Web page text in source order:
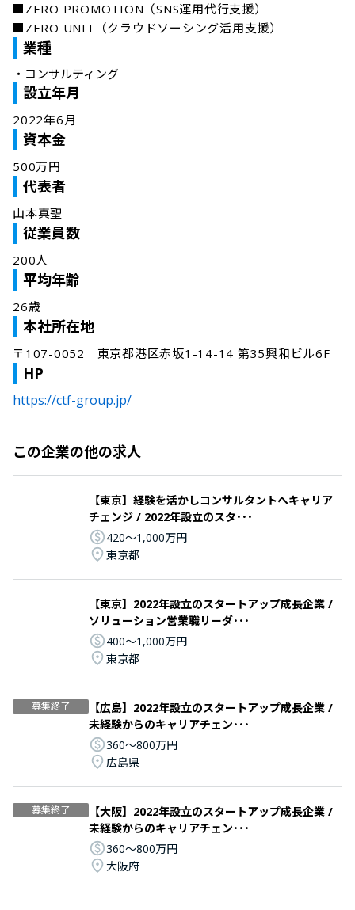
■ZERO PROMOTION（SNS運用代行支援）
■ZERO UNIT（クラウドソーシング活用支援）
業種
・ コンサルティング
設立年月
2022年6月
資本金
500万円
代表者
山本真聖
従業員数
200人
平均年齢
26歳
本社所在地
〒107-0052　東京都港区赤坂1-14-14 第35興和ビル6F
HP
https://ctf-group.jp/
この企業の他の求人
【東京】経験を活かしコンサルタントへキャリア
チェンジ / 2022年設立のスタ･･･
420〜1,000万円
東京都
【東京】2022年設立のスタートアップ成長企業 /
ソリューション営業職リーダ･･･
400〜1,000万円
東京都
募集終了
【広島】2022年設立のスタートアップ成長企業 /
未経験からのキャリアチェン･･･
360〜800万円
広島県
募集終了
【大阪】2022年設立のスタートアップ成長企業 /
未経験からのキャリアチェン･･･
360〜800万円
大阪府